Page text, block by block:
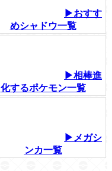
▶おすす
めシャドウ一覧
▶相棒進
化するポケモン一覧
▶メガシ
ンカ一覧